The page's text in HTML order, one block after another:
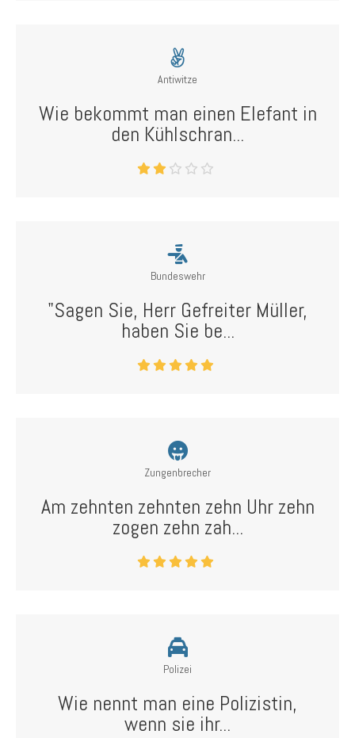
Antiwitze
Wie bekommt man einen Elefant in
den Kühlschran...
Bundeswehr
"Sagen Sie, Herr Gefreiter Müller,
haben Sie be...
Zungenbrecher
Am zehnten zehnten zehn Uhr zehn
zogen zehn zah...
Polizei
Wie nennt man eine Polizistin,
wenn sie ihr...